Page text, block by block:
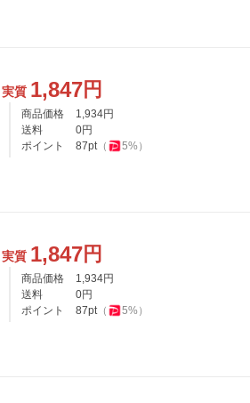
実質 1,847円
商品価格 1,934円
送料
0円
ポイント
87pt（ 5%）
実質 1,847円
商品価格 1,934円
送料
0円
ポイント
87pt（ 5%）